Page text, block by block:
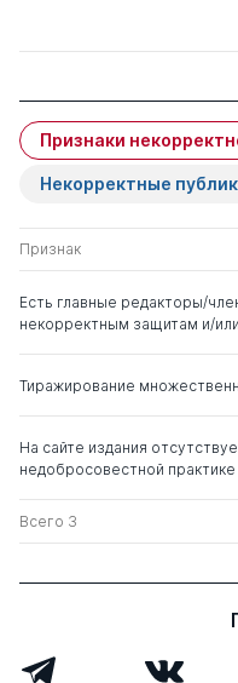
Признаки
Некорректные
Признак
Есть главные редакторы/
некорректным защитам и/
Тиражирование
На сайте издания
недобросовестной практике
Всего 3